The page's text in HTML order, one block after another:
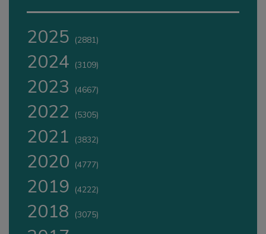
2025 (2881)
2024 (3109)
2023 (4667)
2022 (5305)
2021 (3832)
2020 (4777)
2019 (4222)
2018 (3075)